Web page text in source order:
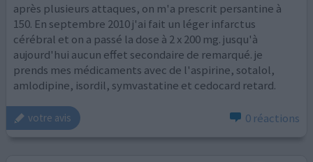
après plusieurs attaques, on m'a prescrit persantine à
150. En septembre 2010 j'ai fait un léger infarctus
cérébral et on a passé la dose à 2 x 200 mg. jusqu'à
aujourd'hui aucun effet secondaire de remarqué. je
prends mes médicaments avec de l'aspirine, sotalol,
amlodipine, isordil, symvastatine et cedocard retard.
votre avis 0 réactions